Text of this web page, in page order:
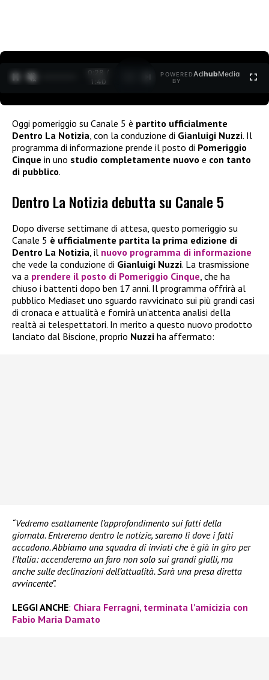
0:30 /
1:40
POWERED
BY
AdhubMedia
Oggi pomeriggio su Canale 5 è partito ufficialmente
Dentro La Notizia , con la conduzione di Gianluigi Nuzzi. Il
programma di informazione prende il posto di Pomeriggio
Cinque in uno studio completamente nuovo e con tanto
di pubblico.
Dentro La Notizia debutta su Canale 5
Dopo diverse settimane di attesa, questo pomeriggio su
Canale 5 è ufficialmente partita la prima edizione di
Dentro La Notizia, il nuovo programma di informazione
che vede la conduzione di Gianluigi Nuzzi. La trasmissione
va a prendere il posto di Pomeriggio Cinque, che ha
chiuso i battenti dopo ben 17 anni. Il programma offrirà al
pubblico Mediaset uno sguardo ravvicinato sui più grandi casi
di cronaca e attualità e fornirà un’attenta analisi della
realtà ai telespettatori. In merito a questo nuovo prodotto
lanciato dal Biscione, proprio Nuzzi ha affermato:
“Vedremo esattamente l’approfondimento sui fatti della
giornata. Entreremo dentro le notizie, saremo lì dove i fatti
accadono. Abbiamo una squadra di inviati che è già in giro per
l’Italia: accenderemo un faro non solo sui grandi gialli, ma
anche sulle declinazioni dell’attualità. Sarà una presa diretta
avvincente”.
LEGGI ANCHE: Chiara Ferragni, terminata l’amicizia con
Fabio Maria Damato